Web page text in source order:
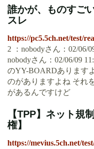
誰かが、ものすご
スレ
https://pc5.5ch.net/test/
2 ：nobodyさん：02/06/
nobodyさん：02/06/09
のYY-BOARDあります
のがありますよね それ
があるんですけど
【TPP】ネット規
権】
https://mevius.5ch.net/